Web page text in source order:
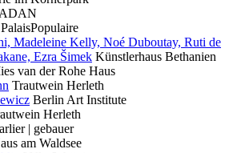
PalaisPopulaire
Madeleine Kelly, Noé Duboutay, Ruti de
Ezra Šimek Künstlerhaus Bethanien
van der Rohe Haus
Trautwein Herleth
Berlin Art Institute
Herleth
| gebauer
am Waldsee